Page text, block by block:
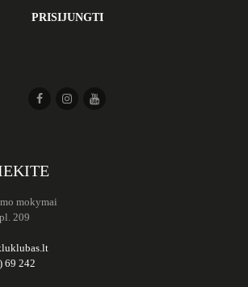
PRISIJUNGTI
mokymai
209
69 242